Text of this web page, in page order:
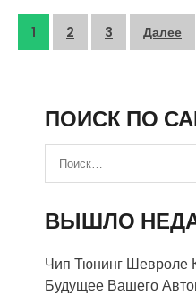
Пагинация
1 2 3 Далее
ПОИСК ПО
ВЫШЛО
Чип Тюнинг Шевроле
Будущее Вашего